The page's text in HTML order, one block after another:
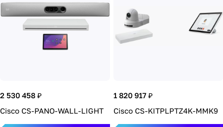
2 530 458 ₽
Cisco CS-PANO-WALL-LIGHT
1 820 917 ₽
Cisco CS-KITPLPTZ4K-MMK9